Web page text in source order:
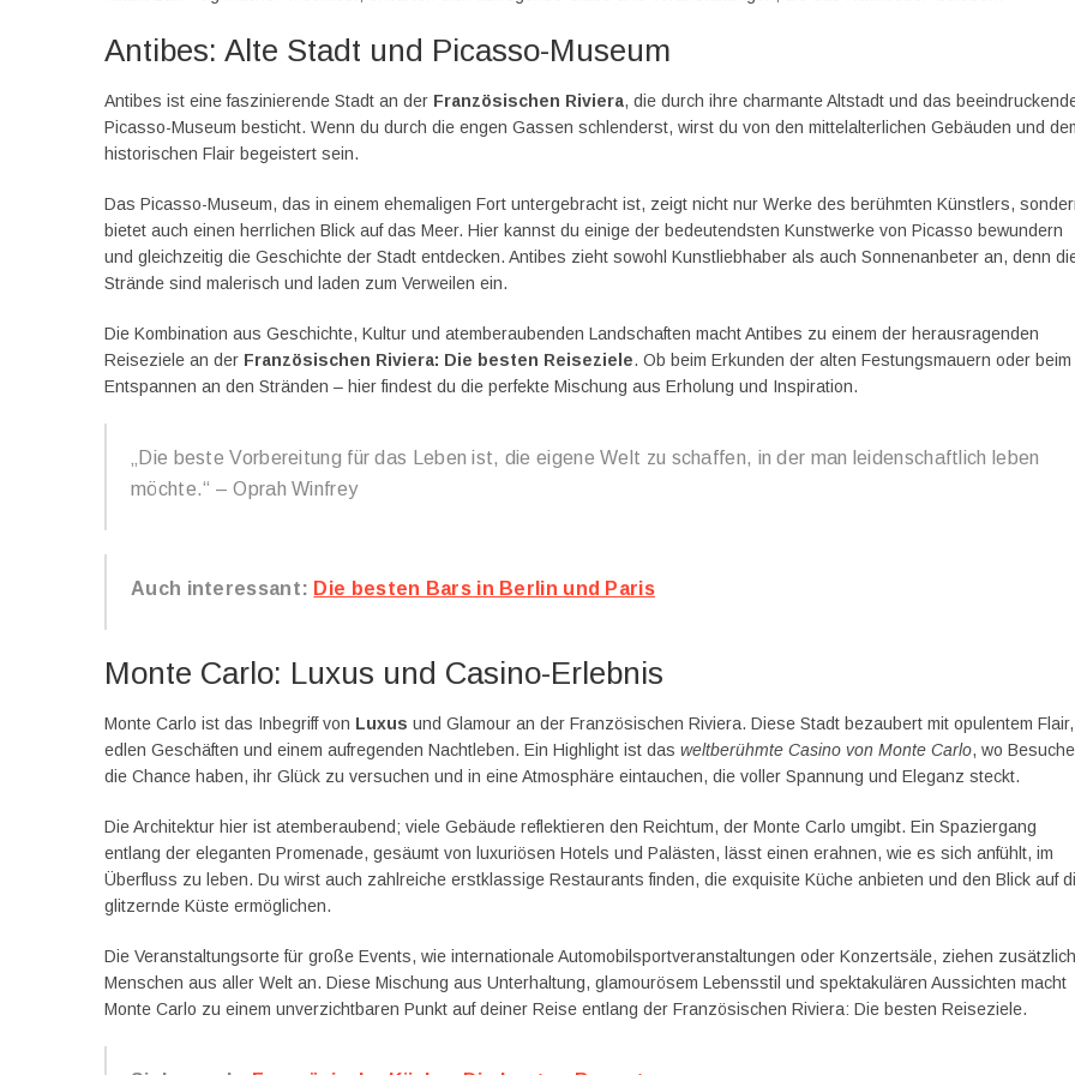
Antibes: Alte Stadt und Picasso-Museum
Antibes ist eine faszinierende Stadt an der Französischen Riviera, die durch ihre charmante Altstadt und das
Picasso-Museum besticht. Wenn du durch die engen Gassen schlenderst, wirst du von den mittelalterlichen Gebäuden und
historischen Flair begeistert sein.
Das Picasso-Museum, das in einem ehemaligen Fort untergebracht ist, zeigt nicht nur Werke des berühmten Künstlers,
bietet auch einen herrlichen Blick auf das Meer. Hier kannst du einige der bedeutendsten Kunstwerke von Picasso bewundern
und gleichzeitig die Geschichte der Stadt entdecken. Antibes zieht sowohl Kunstliebhaber als auch Sonnenanbeter an, denn
Strände sind malerisch und laden zum Verweilen ein.
Die Kombination aus Geschichte, Kultur und atemberaubenden Landschaften macht Antibes zu einem der herausragenden
Reiseziele an der Französischen Riviera: Die besten Reiseziele. Ob beim Erkunden der alten Festungsmauern oder beim
Entspannen an den Stränden – hier findest du die perfekte Mischung aus Erholung und Inspiration.
„Die beste Vorbereitung für das Leben ist, die eigene Welt zu schaffen, in der man leidenschaftlich leben
möchte.“ – Oprah Winfrey
Auch interessant: Die besten Bars in Berlin und Paris
Monte Carlo: Luxus und Casino-Erlebnis
Monte Carlo ist das Inbegriff von Luxus und Glamour an der Französischen Riviera. Diese Stadt bezaubert mit opulentem Flair,
edlen Geschäften und einem aufregenden Nachtleben. Ein Highlight ist das weltberühmte Casino von Monte Carlo, wo
die Chance haben, ihr Glück zu versuchen und in eine Atmosphäre eintauchen, die voller Spannung und Eleganz steckt.
Die Architektur hier ist atemberaubend; viele Gebäude reflektieren den Reichtum, der Monte Carlo umgibt. Ein Spaziergang
entlang der eleganten Promenade, gesäumt von luxuriösen Hotels und Palästen, lässt einen erahnen, wie es sich anfühlt, im
Überfluss zu leben. Du wirst auch zahlreiche erstklassige Restaurants finden, die exquisite Küche anbieten und den Blick auf
glitzernde Küste ermöglichen.
Die Veranstaltungsorte für große Events, wie internationale Automobilsportveranstaltungen oder Konzertsäle, ziehen zusätzlich
Menschen aus aller Welt an. Diese Mischung aus Unterhaltung, glamourösem Lebensstil und spektakulären Aussichten macht
Monte Carlo zu einem unverzichtbaren Punkt auf deiner Reise entlang der Französischen Riviera: Die besten Reiseziele.